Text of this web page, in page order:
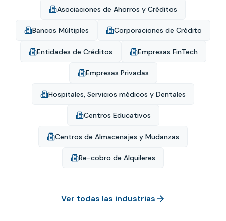
Asociaciones de Ahorros y Créditos
Bancos Múltiples Corporaciones de Crédito
Entidades de Créditos Empresas FinTech
Empresas Privadas
Hospitales, Servicios médicos y Dentales
Centros Educativos
Centros de Almacenajes y Mudanzas
Re-cobro de Alquileres
Ver todas las industrias